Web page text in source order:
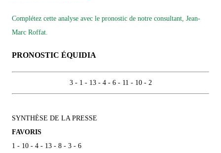
Complétez cette analyse avec le pronostic de notre consultant, Jean-
Marc Roffat.
PRONOSTIC ÉQUIDIA
3 - 1 - 13 - 4 - 6 - 11 - 10 - 2
SYNTHÈSE DE LA PRESSE
FAVORIS
1 - 10 - 4 - 13 - 8 - 3 - 6